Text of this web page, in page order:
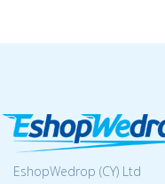
EshopWedrop (CY) Ltd